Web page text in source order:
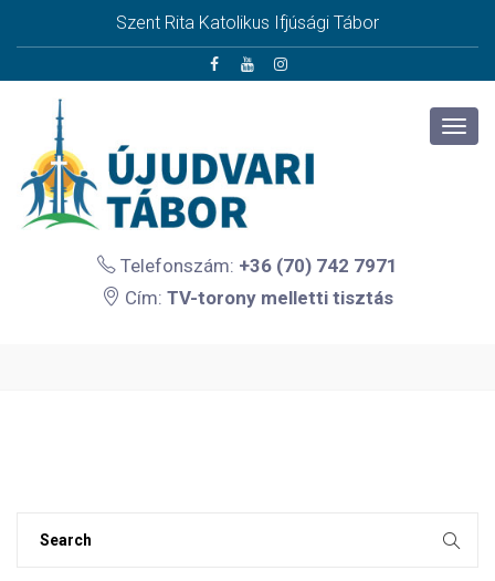
Szent Rita Katolikus Ifjúsági Tábor
Telefonszám: +36 (70) 742 7971
Cím: TV-torony melletti tisztás